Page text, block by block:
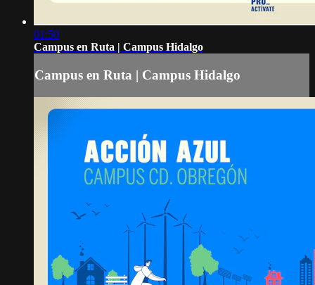
01:50
Campus en Ruta | Campus Hidalgo
Campus en Ruta | Campus Hidalgo